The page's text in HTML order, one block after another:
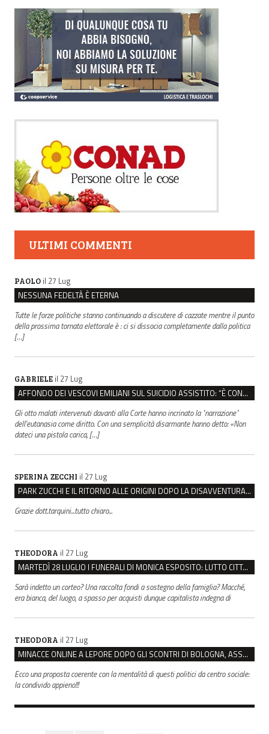
ULTIMI COMMENTI
PAOLO il 27 Lug
NESSUNA FEDELTÀ È ETERNA
Tutte le forze politiche stanno continuando a discutere di cazzate mentre il punto
della prossima tornata elettorale è : ci si dissocia completamente dalla politica
[…]
GABRIELE il 27 Lug
AFFONDO DEI VESCOVI EMILIANI SUL SUICIDIO ASSISTITO: “È CONTRO IL VALORE DELLA PERSONA”
Gli otto malati intervenuti davanti alla Corte hanno incrinato la "narrazione"
dell'eutanasia come diritto. Con una semplicità disarmante hanno detto: «Non
dateci una pistola carica, […]
SPERINA ZECCHI il 27 Lug
PARK ZUCCHI E IL RITORNO ALLE ORIGINI DOPO LA DISAVVENTURA CON REGGIO EMILIA PARCHEGGI
Grazie dott.tarquini...tutto chiaro...
THEODORA il 27 Lug
MARTEDÌ 28 LUGLIO I FUNERALI DI MONICA ESPOSITO: LUTTO CITTADINO A MODENA E NONANTOLA
Sarà indetto un corteo? Una raccolta fondi a sostegno della famiglia? Macché,
era bianca, del luogo, a spasso per acquisti dunque capitalista indegna di
THEODORA il 27 Lug
MINACCE ONLINE A LEPORE DOPO GLI SCONTRI DI BOLOGNA, ASSEGNATA LA SCORTA AL SINDACO
Ecco una proposta coerente con la mentalità di questi politici da centro sociale:
la condivido appieno!!!